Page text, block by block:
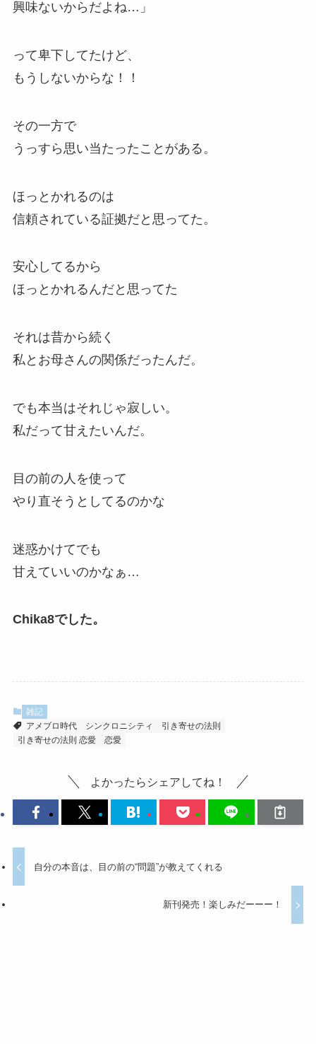
興味ないからだよね…」
って卑下してたけど、
もうしないからな！！
その一方で
うっすら思い当たったことがある。
ほっとかれるのは
信頼されている証拠だと思ってた。
安心してるから
ほっとかれるんだと思ってた
それは昔から続く
私とお母さんの関係だったんだ。
でも本当はそれじゃ寂しい。
私だって甘えたいんだ。
目の前の人を使って
やり直そうとしてるのかな
迷惑かけてでも
甘えていいのかなぁ…
Chika8でした。
雑記
アメブロ時代
シンクロニシティ
引き寄せの法則
引き寄せの法則 恋愛
恋愛
よかったらシェアしてね！
自分の本音は、目の前の“問題”が教えてくれる
新刊発売！楽しみだーーー！